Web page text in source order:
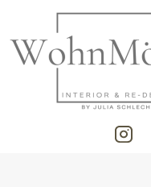
springen